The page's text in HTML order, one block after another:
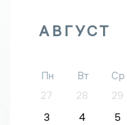
АВГУСТ
Пн Вт Ср
27
28 29
3
4 5